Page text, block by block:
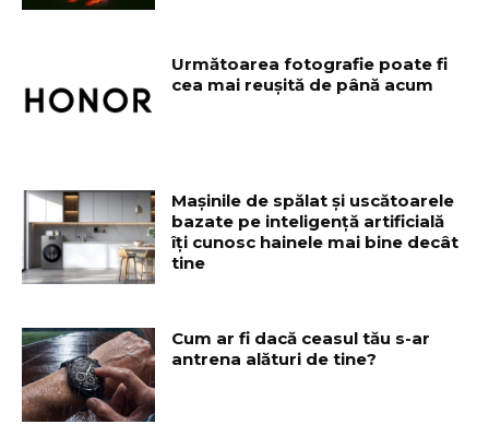
Următoarea fotografie poate fi
cea mai reușită de până acum
Mașinile de spălat și uscătoarele
bazate pe inteligență artificială
îți cunosc hainele mai bine decât
tine
Cum ar fi dacă ceasul tău s-ar
antrena alături de tine?